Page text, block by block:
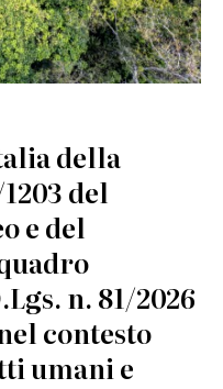
della
del
e del
n. 81/2026
contesto
umani e